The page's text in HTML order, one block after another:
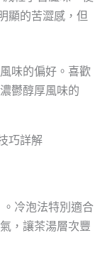
顯的苦澀感，但
味的偏好。喜歡
鬱醇厚風味的
巧詳解
冷泡法特別適合
，讓茶湯層次豐